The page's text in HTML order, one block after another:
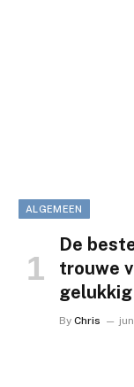
ALGEMEEN
De
trouwe
By Chris